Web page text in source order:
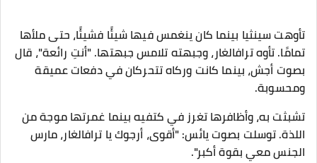
تأوهت سينثيا بينما كان ينغمس فيها شيئًا فشيئًا، حتى ملأها
تمامًا. تأوه ترافالغار، وجبهته تلامس جبهتها. "أنتِ رائعة"، قال
بصوت أجش، بينما كانت وركاه تتحركان في دفعات عميقة
ومحسوبة.
تشبثت به، وأظافرها تغرز في كتفيه بينما غمرتها موجة من
اللذة. توسلت بصوت يائس: "أقوى، أرجوك يا ترافالغار، مارس
الجنس معي بقوة أكبر".